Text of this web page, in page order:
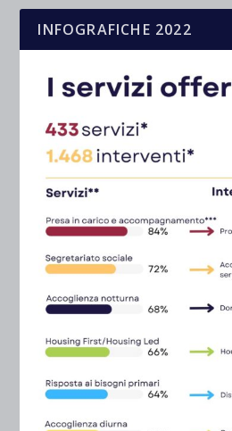
INFOGRAFICHE 2022